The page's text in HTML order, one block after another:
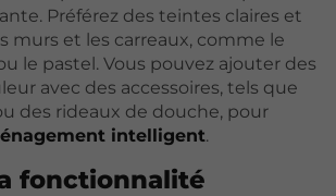
Préférez des teintes claires et
murs et les carreaux, comme le
le pastel. Vous pouvez ajouter des
avec des accessoires, tels que
des rideaux de douche, pour
intelligent.
fonctionnalité